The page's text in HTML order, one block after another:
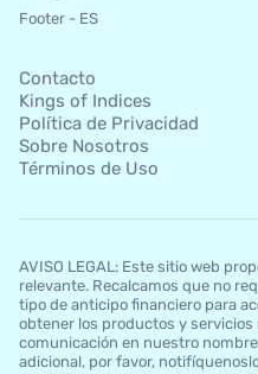
Footer - ES
Contacto
Kings of Indices
Política de Privacidad
Sobre Nosotros
Términos de Uso
AVISO LEGAL: Este sitio web
relevante. Recalcamos que no
tipo de anticipo financiero para
obtener los productos y
comunicación en nuestro
adicional, por favor,